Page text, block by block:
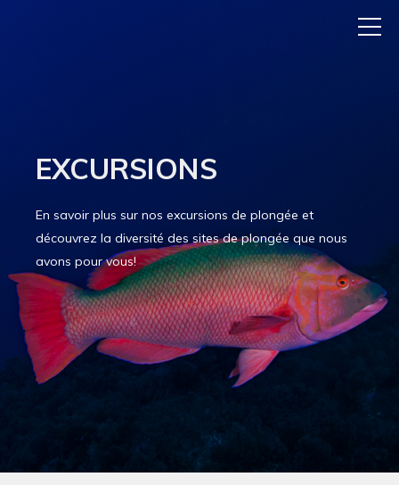
EXCURSIONS
En savoir plus sur nos excursions de plongée et
découvrez la diversité des sites de plongée que nous
avons pour vous!